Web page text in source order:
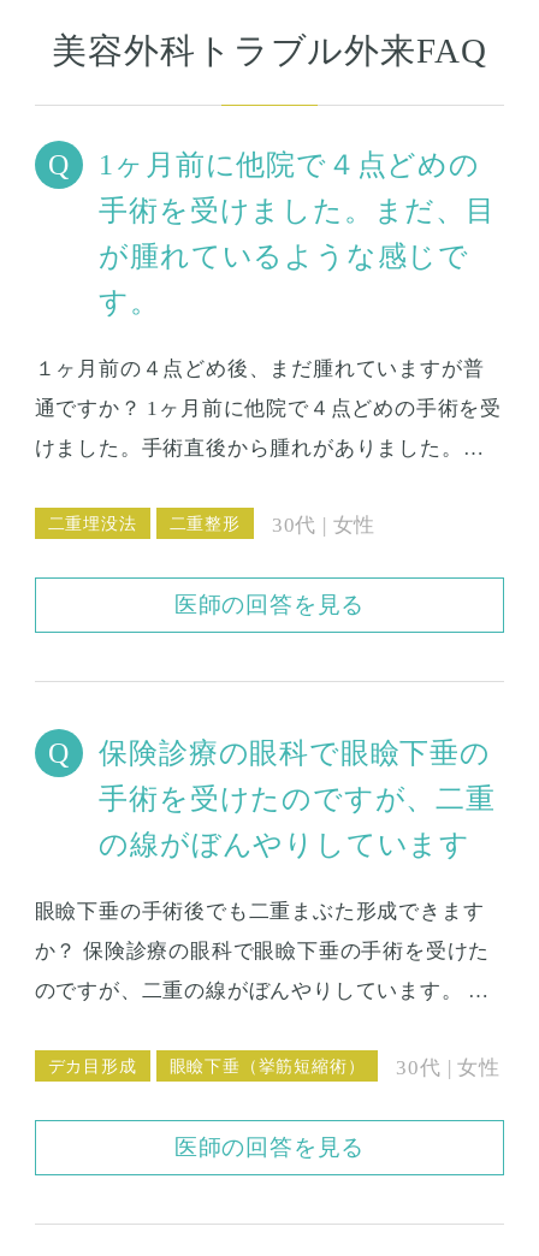
美容外科トラブル外来FAQ
1ヶ月前に他院で４点どめの
手術を受けました。まだ、目
が腫れているような感じで
す。
１ヶ月前の４点どめ後、まだ腫れていますが普
通ですか？ 1ヶ月前に他院で４点どめの手術を受
けました。手術直後から腫れがありました。だ
腫れているような感じです。内出血も左だけ少
たのですが...。 腫れに関しては、手術後3週間く
たのですが、むくみは必ず引くのでもう少し待
ってくださいと言われただけでした。それから1
週間経った今でも、まぶたを触ると少し痛いで
すし、腫れています。埋没法の腫れやむくみっ
て、普通どれくらい続くものなんでしょうか。
なにか黒いポチッとしたものがあります。触る
とチクチクしますが、これは糸なのでしょう
か。 埋没法の説明を受けるときに、けんばん法
まさらなんですが、この方法だから腫れやすい
ということがあるのでしょうか。まぶたを閉じ
て上を見るとなんか、ゴロゴロした感じがあり
二重埋没法 二重整形 30代 | 女性
医師の回答を見る
保険診療の眼科で眼瞼下垂の
手術を受けたのですが、二重
の線がぼんやりしています
眼瞼下垂の手術後でも二重まぶた形成できます
か？ 保険診療の眼科で眼瞼下垂の手術を受けた
のですが、二重の線がぼんやりしています。 く
できますでしょうか。 二、三年前に、眼瞼下垂
転法という手術を受けました。 皮膚を切開し
ます。手術して半年くらいはくっきりした二重
デカ目形成 眼瞼下垂（挙筋短縮術） 30代 | 女性
医師の回答を見る